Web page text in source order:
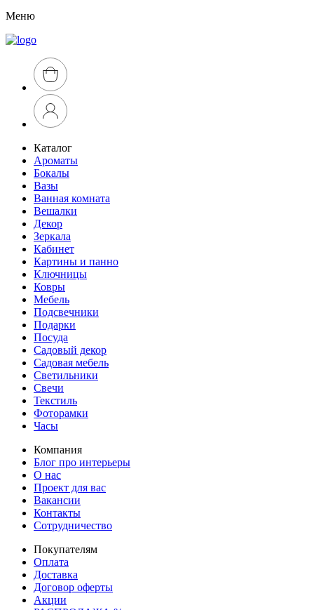
Меню
Каталог
Ароматы
Бокалы
Вазы
Ванная комната
Вешалки
Декор
Зеркала
Кабинет
Картины и панно
Ключницы
Ковры
Мебель
Подсвечники
Подарки
Посуда
Садовый декор
Садовая мебель
Светильники
Свечи
Текстиль
Фоторамки
Часы
Компания
Блог про интерьеры
О нас
Проект для вас
Вакансии
Контакты
Сотрудничество
Покупателям
Оплата
Доставка
Договор оферты
Акции